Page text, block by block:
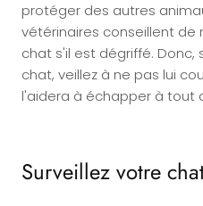
protéger des autres
vétérinaires conseillent de
chat s'il est dégriffé. Donc,
chat, veillez à ne pas lui
l'aidera à échapper à tout
Surveillez votre